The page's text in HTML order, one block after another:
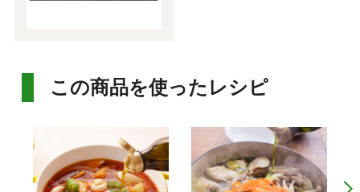
この商品を使ったレシピ